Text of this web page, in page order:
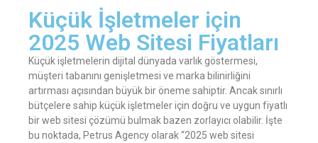
Küçük İşletmeler için
2025 Web Sitesi Fiyatları
Küçük işletmelerin dijital dünyada varlık göstermesi,
müşteri tabanını genişletmesi ve marka bilinirliğini
artırması açısından büyük bir öneme sahiptir. Ancak sınırlı
bütçelere sahip küçük işletmeler için doğru ve uygun fiyatlı
bir web sitesi çözümü bulmak bazen zorlayıcı olabilir. İşte
bu noktada, Petrus Agency olarak “2025 web sitesi